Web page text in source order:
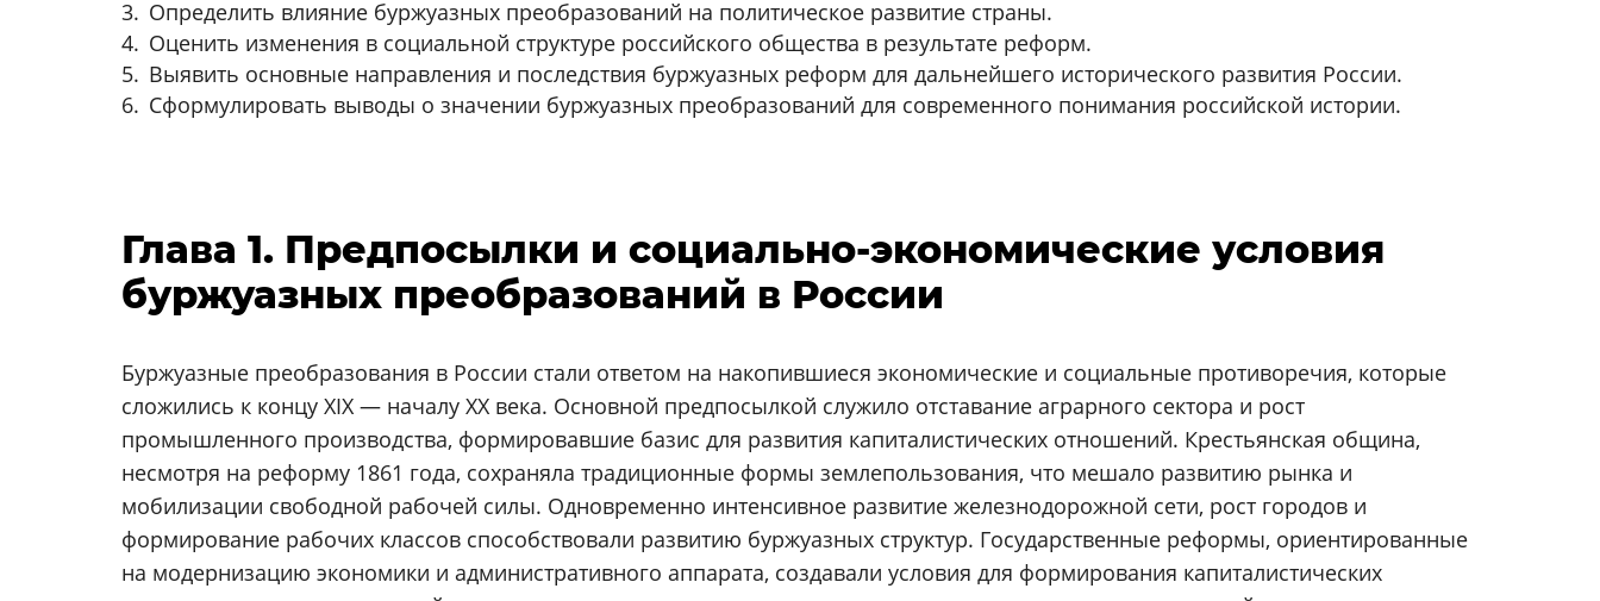
Определить влияние буржуазных преобразований на политическое развитие страны.
Оценить изменения в социальной структуре российского общества в результате реформ.
Выявить основные направления и последствия буржуазных реформ для дальнейшего исторического развития России.
Сформулировать выводы о значении буржуазных преобразований для современного понимания российской истории.
Глава 1. Предпосылки и социально-экономические условия
буржуазных преобразований в России
Буржуазные преобразования в России стали ответом на накопившиеся экономические и социальные противоречия, которые
сложились к концу XIX — началу XX века. Основной предпосылкой служило отставание аграрного сектора и рост
промышленного производства, формировавшие базис для развития капиталистических отношений. Крестьянская община,
несмотря на реформу 1861 года, сохраняла традиционные формы землепользования, что мешало развитию рынка и
мобилизации свободной рабочей силы. Одновременно интенсивное развитие железнодорожной сети, рост городов и
формирование рабочих классов способствовали развитию буржуазных структур. Государственные реформы, ориентированные
на модернизацию экономики и административного аппарата, создавали условия для формирования капиталистических